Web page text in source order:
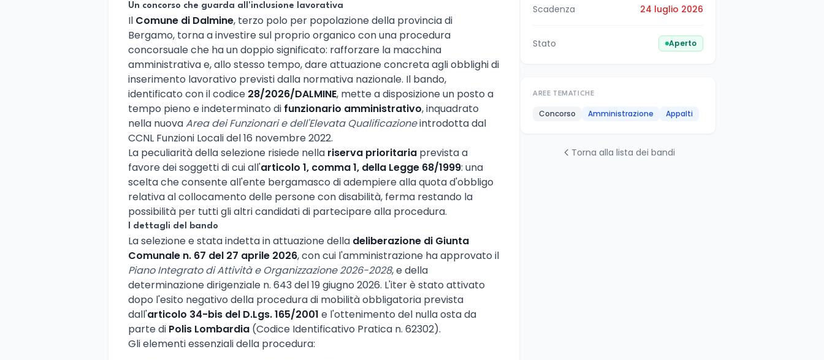
Un concorso che guarda all'inclusione lavorativa
Il Comune di Dalmine, terzo polo per popolazione della provincia di
Bergamo, torna a investire sul proprio organico con una procedura
concorsuale che ha un doppio significato: rafforzare la macchina
amministrativa e, allo stesso tempo, dare attuazione concreta agli obblighi di
inserimento lavorativo previsti dalla normativa nazionale. Il bando,
identificato con il codice 28/2026/DALMINE, mette a disposizione un posto a
tempo pieno e indeterminato di funzionario amministrativo, inquadrato
nella nuovaArea dei Funzionari e dell'Elevata Qualificazioneintrodotta dal
CCNL Funzioni Locali del 16 novembre 2022.
La peculiarità della selezione risiede nella riserva prioritaria prevista a
favore dei soggetti di cui all'articolo 1, comma 1, della Legge 68/1999: una
scelta che consente all'ente bergamasco di adempiere alla quota d'obbligo
relativa al collocamento delle persone con disabilità, ferma restando la
possibilità per tutti gli altri candidati di partecipare alla procedura.
I dettagli del bando
La selezione e stata indetta in attuazione della deliberazione di Giunta
Comunale n. 67 del 27 aprile 2026, con cui l'amministrazione ha approvato il
Piano Integrato di Attività e Organizzazione 2026-2028, e della
determinazione dirigenziale n. 643 del 19 giugno 2026. L'iter è stato attivato
dopo l'esito negativo della procedura di mobilità obbligatoria prevista
dall'articolo 34-bis del D.Lgs. 165/2001 e l'ottenimento del nulla osta da
parte di Polis Lombardia (Codice Identificativo Pratica n. 62302).
Gli elementi essenziali della procedura:
Scadenza
24 luglio 2026
Stato Aperto
AREE TEMATICHE
Concorso Amministrazione Appalti
Torna alla lista dei bandi